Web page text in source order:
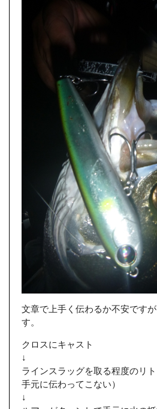
文章で上手く伝わるか不安です
す。
クロスにキャスト
↓
ラインスラッグを取る程度のリ
手元に伝わってこない）
↓